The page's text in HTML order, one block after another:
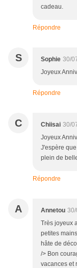
cadeau.
Répondre
S Sophie 30/
Joyeux
Répondre
C Chiisai 30/
Joyeux
J'espère
plein de
Répondre
A Annetou
Très joyeux
petites
hâte de
/> Bon
vacances et